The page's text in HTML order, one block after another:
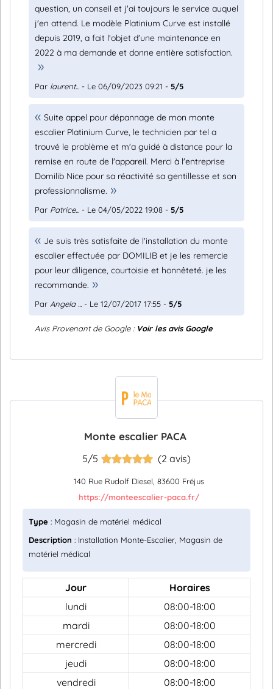
question, un conseil et j'ai toujours le service auquel
j'en attend. Le modèle Platinium Curve est installé
depuis 2019, a fait l'objet d'une maintenance en
2022 à ma demande et donne entière satisfaction.
Par laurent... - Le 06/09/2023 09:21 - 5/5
Suite appel pour dépannage de mon monte
escalier Platinium Curve, le technicien par tel a
trouvé le problème et m'a guidé à distance pour la
remise en route de l'appareil. Merci à l'entreprise
Domilib Nice pour sa réactivité sa gentillesse et son
professionnalisme.
Par Patrice... - Le 04/05/2022 19:08 - 5/5
Je suis très satisfaite de l'installation du monte
escalier effectuée par DOMILIB et je les remercie
pour leur diligence, courtoisie et honnêteté. je les
recommande.
Par Angela ... - Le 12/07/2017 17:55 - 5/5
Avis Provenant de Google : Voir les avis Google
Monte escalier PACA
5/5 (2 avis)
140 Rue Rudolf Diesel, 83600 Fréjus
https://monteescalier-paca.fr/
Type : Magasin de matériel médical
Description : Installation Monte-Escalier, Magasin de
matériel médical
Jour
Horaires
lundi
08:00-18:00
mardi
08:00-18:00
mercredi
08:00-18:00
jeudi
08:00-18:00
vendredi
08:00-18:00